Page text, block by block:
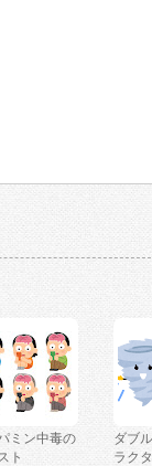
ミン中毒の
ト
ダブ
ラク